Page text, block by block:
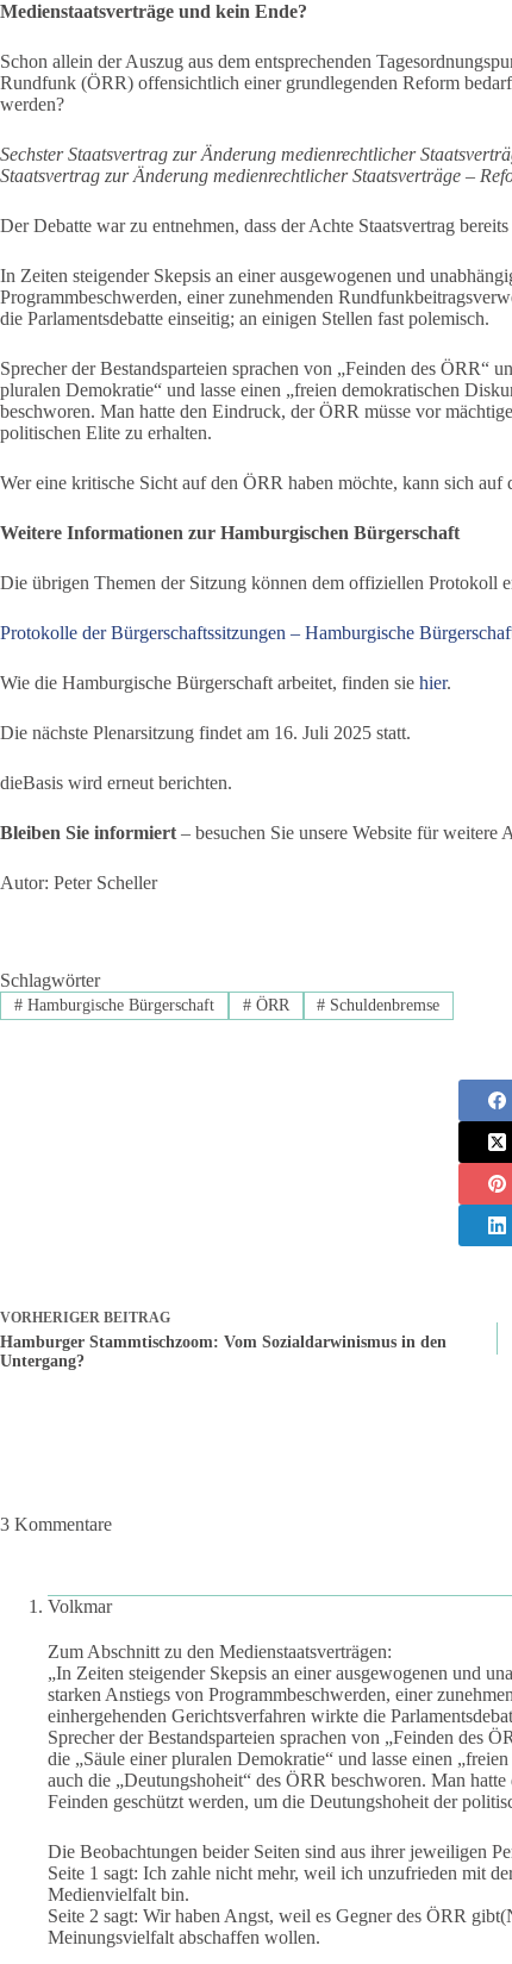
Medienstaatsverträge und kein Ende?
Schon allein der Auszug aus dem entsprechenden
Rundfunk (ÖRR) offensichtlich einer grundlegenden Reform
werden?
Sechster Staatsvertrag zur Änderung medienrechtlicher
Staatsvertrag zur Änderung medienrechtlicher Staatsverträge –
Der Debatte war zu entnehmen, dass der Achte Staatsvertrag
In Zeiten steigender Skepsis an einer ausgewogenen und
Programmbeschwerden, einer zunehmenden
die Parlamentsdebatte einseitig; an einigen Stellen fast polemisch.
Sprecher der Bestandsparteien sprachen von „Feinden des ÖRR“
pluralen Demokratie“ und lasse einen „freien demokratischen
beschworen. Man hatte den Eindruck, der ÖRR müsse vor
politischen Elite zu erhalten.
Wer eine kritische Sicht auf den ÖRR haben möchte, kann sich auf
Weitere Informationen zur Hamburgischen Bürgerschaft
Die übrigen Themen der Sitzung können dem offiziellen Protokoll
Protokolle der Bürgerschaftssitzungen – Hamburgische
Wie die Hamburgische Bürgerschaft arbeitet, finden sie hier.
Die nächste Plenarsitzung findet am 16. Juli 2025 statt.
dieBasis wird erneut berichten.
Bleiben Sie informiert – besuchen Sie unsere Website für
Autor: Peter Scheller
Schlagwörter
#Hamburgische Bürgerschaft #ÖRR # Schuldenbremse
VORHERIGER BEITRAG
Hamburger Stammtischzoom: Vom Sozialdarwinismus in den
Untergang?
3 Kommentare
Volkmar
Zum Abschnitt zu den Medienstaatsverträgen:
„In Zeiten steigender Skepsis an einer ausgewogenen und
starken Anstiegs von Programmbeschwerden, einer
einhergehenden Gerichtsverfahren wirkte die
Sprecher der Bestandsparteien sprachen von „Feinden des
die „Säule einer pluralen Demokratie“ und lasse einen
auch die „Deutungshoheit“ des ÖRR beschworen. Man
Feinden geschützt werden, um die Deutungshoheit der
Die Beobachtungen beider Seiten sind aus ihrer jeweiligen
Seite 1 sagt: Ich zahle nicht mehr, weil ich unzufrieden mit
Medienvielfalt bin.
Seite 2 sagt: Wir haben Angst, weil es Gegner des ÖRR
Meinungsvielfalt abschaffen wollen.